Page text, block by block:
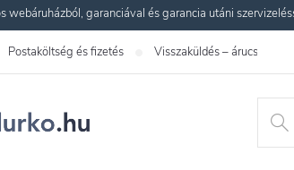
webáruházból, garanciával és garancia utáni
Postaköltség és fizetés Visszaküldés – árucsere